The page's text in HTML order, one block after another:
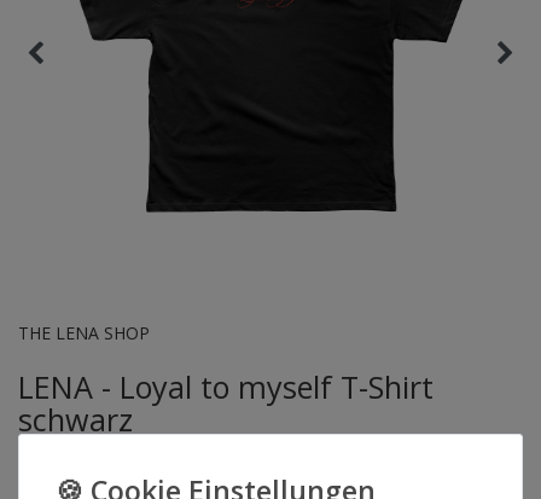
THE LENA SHOP
LENA - Loyal to myself T-Shirt
schwarz